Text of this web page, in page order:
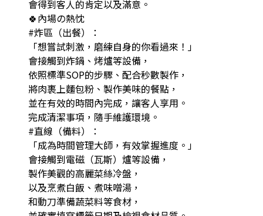
會得到客人的肯定以及滿意。
🍀內場の熱忱
#炸區（出餐）：
「想嘗試刺激，磨練自身的你看過來！」
會接觸到炸鍋、烤爐等設備，
依照標準SOP的步驟、配合秒數製作，
將肉裹上麵包粉、製作美味的餐點，
並在有效的時間內完成，讓客人享用。
完成清潔事項，隨手維護環境。
#直線（備料）：
「成為時間管理大師，有效掌握進度。」
會接觸到電磁（瓦斯）爐等設備，
製作美觀的高麗菜絲冷盤，
以及烹煮白飯、煮味噌湯，
和動刀準備蔬菜料等食材，